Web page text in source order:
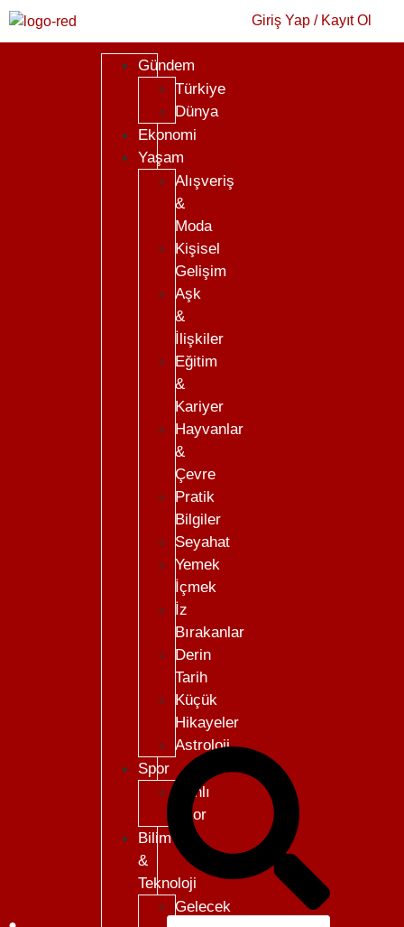
Giriş Yap / Kayıt Ol
Gündem
Türkiye
Dünya
Ekonomi
Yaşam
Alışveriş
&
Moda
Kişisel
Gelişim
Aşk
&
İlişkiler
Eğitim
&
Kariyer
Hayvanlar
&
Çevre
Pratik
Bilgiler
Seyahat
Yemek
İçmek
İz
Bırakanlar
Derin
Tarih
Küçük
Hikayeler
Astroloji
Spor
Canlı
Skor
Bilim
&
Teknoloji
Gelecek